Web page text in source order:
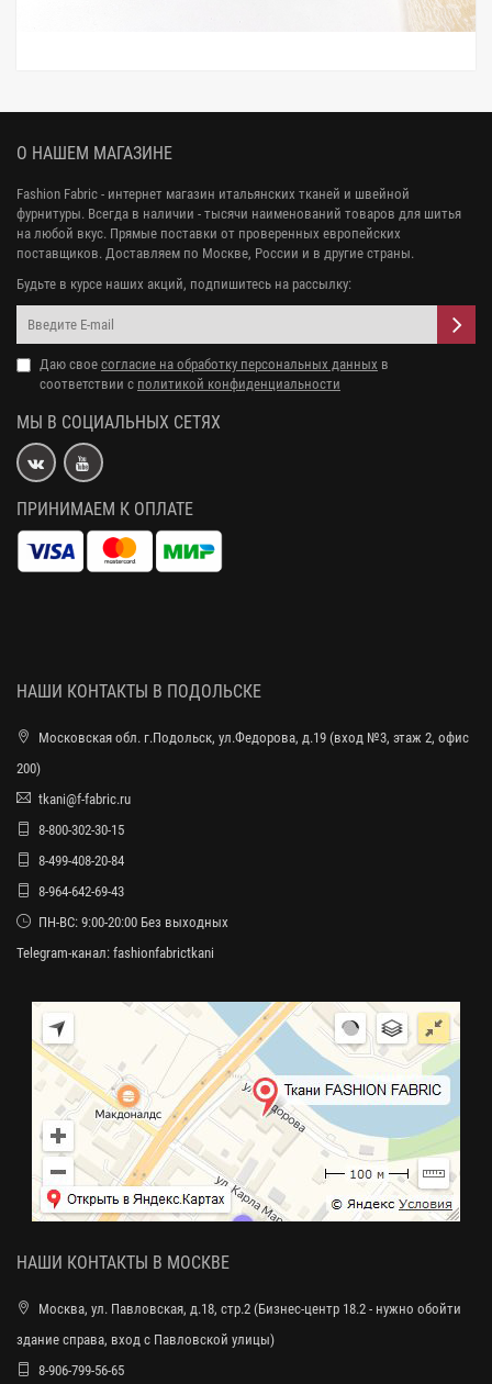
О НАШЕМ МАГАЗИНЕ
Fashion Fabric - интернет магазин итальянских тканей и швейной
фурнитуры. Всегда в наличии - тысячи наименований товаров для шитья
на любой вкус. Прямые поставки от проверенных европейских
поставщиков. Доставляем по Москве, России и в другие страны.
Будьте в курсе наших акций, подпишитесь на рассылку:
Даю свое согласие на обработку персональных данных в
соответствии с политикой конфиденциальности
МЫ В СОЦИАЛЬНЫХ СЕТЯХ
ПРИНИМАЕМ К ОПЛАТЕ
НАШИ КОНТАКТЫ В ПОДОЛЬСКЕ
Московская обл. г.Подольск, ул.Федорова, д.19 (вход №3, этаж 2, офис
200)
tkani@f-fabric.ru
8-800-302-30-15
8-499-408-20-84
8-964-642-69-43
ПН-ВС: 9:00-20:00 Без выходных
Telegram-канал: fashionfabrictkani
НАШИ КОНТАКТЫ В МОСКВЕ
Москва, ул. Павловская, д.18, стр.2 (Бизнес-центр 18.2 - нужно обойти
здание справа, вход с Павловской улицы)
8-906-799-56-65